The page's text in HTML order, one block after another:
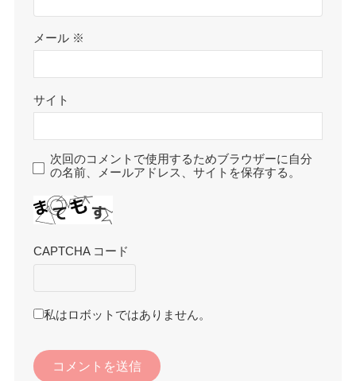
メール ※
サイト
次回のコメントで使用するためブラウザーに自分
の名前、メールアドレス、サイトを保存する。
CAPTCHA コード
私はロボットではありません。